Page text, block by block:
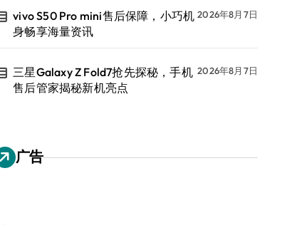
vivo S50 Pro mini售后保障，小巧机
身畅享海量资讯
2026年8月7日
三星Galaxy Z Fold7抢先探秘，手机
售后管家揭秘新机亮点
2026年8月7日
广告